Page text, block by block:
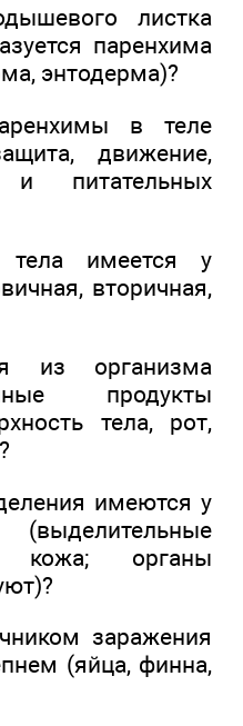
листка
паренхима
энтодерма)?
в теле
движение,
питательных
имеется у
вторичная,
из организма
продукты
тела, рот,
имеются у
кожа; органы
заражения
(яйца, финна,